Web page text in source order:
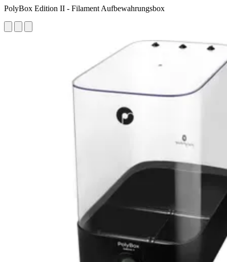
PolyBox Edition II - Filament Aufbewahrungsbox